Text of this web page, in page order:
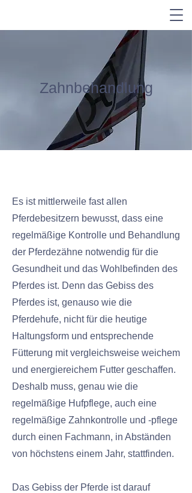
Zahnbehandlung
Es ist mittlerweile fast allen
Pferdebesitzern bewusst, dass eine
regelmäßige Kontrolle und Behandlung
der Pferdezähne notwendig für die
Gesundheit und das Wohlbefinden des
Pferdes ist. Denn das Gebiss des
Pferdes ist, genauso wie die
Pferdehufe, nicht für die heutige
Haltungsform und entsprechende
Fütterung mit vergleichsweise weichem
und energiereichem Futter geschaffen.
Deshalb muss, genau wie die
regelmäßige Hufpflege, auch eine
regelmäßige Zahnkontrolle und -pflege
durch einen Fachmann, in Abständen
von höchstens einem Jahr, stattfinden.
Das Gebiss der Pferde ist darauf